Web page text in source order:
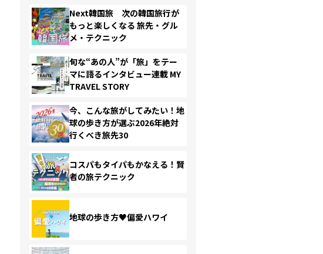
Next韓国旅 次の韓国旅行が
もっと楽しくなる 旅先・グル
メ・テクニック
旬な“あの人”が「旅」をテー
マに語るインタビュー連載 MY
TRAVEL STORY
今、こんな旅がしてみたい！地
球の歩き方が選ぶ2026年絶対
行くべき旅先30
コスパもタイパもかなえる！賢
者の旅テクニック
地球の歩き方♥偏愛ハワイ